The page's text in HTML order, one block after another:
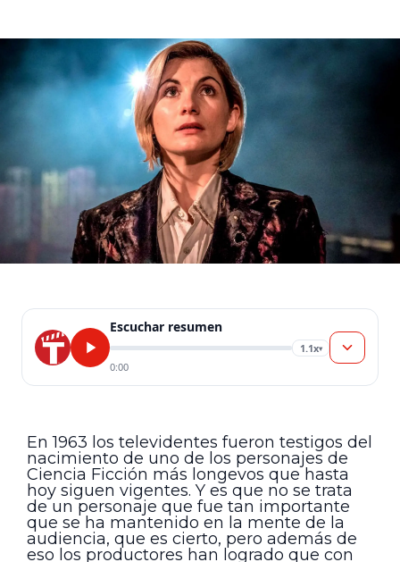
Escuchar resumen
1.1x▾
0:00
En 1963 los televidentes fueron testigos del
nacimiento de uno de los personajes de
Ciencia Ficción más longevos que hasta
hoy siguen vigentes. Y es que no se trata
de un personaje que fue tan importante
que se ha mantenido en la mente de la
audiencia, que es cierto, pero además de
eso los productores han logrado que con